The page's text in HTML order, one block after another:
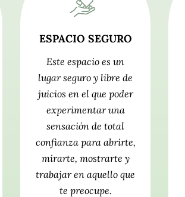
ESPACIO SEGURO
Este espacio es un
lugar seguro y libre de
juicios en el que poder
experimentar una
sensación de total
confianza para abrirte,
mirarte, mostrarte y
trabajar en aquello que
te preocupe.